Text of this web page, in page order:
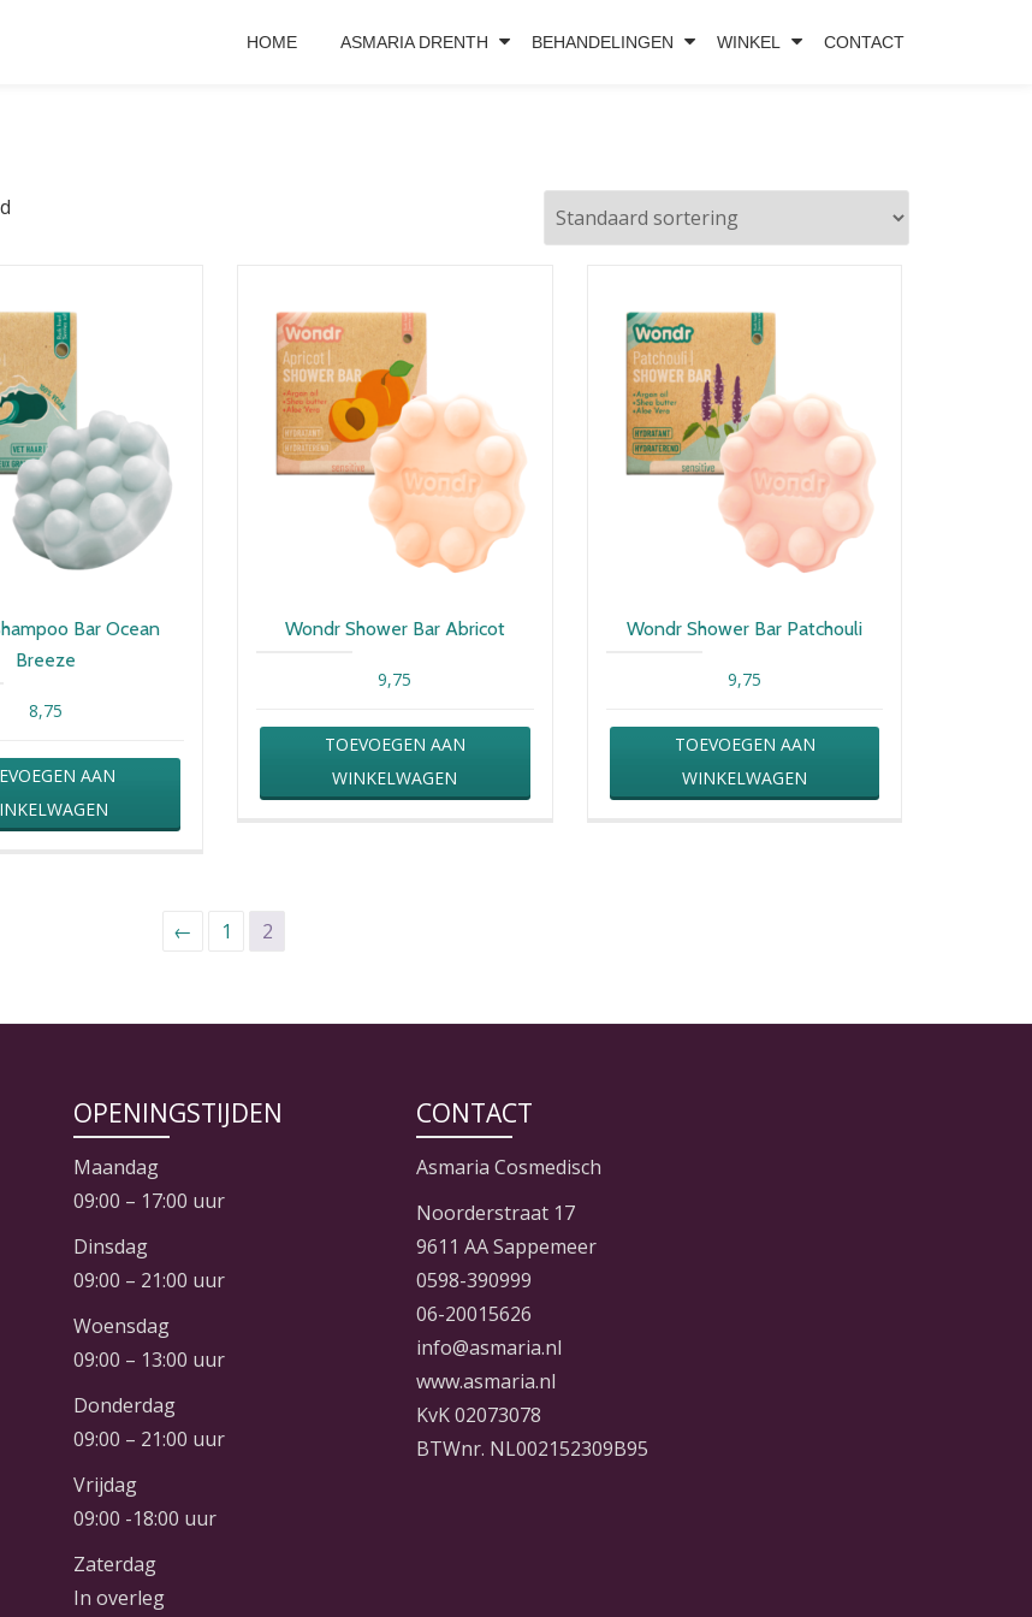
HOME ASMARIA DRENTH BEHANDELINGEN WINKEL CONTACT
Bar Ocean
Breeze
8,75
AAN
Wondr Shower Bar Abricot
9,75
TOEVOEGEN AAN
WINKELWAGEN
Wondr Shower Bar Patchouli
9,75
TOEVOEGEN AAN
WINKELWAGEN
← 1 2
OPENINGSTIJDEN
Maandag
09:00 – 17:00 uur
Dinsdag
09:00 – 21:00 uur
Woensdag
09:00 – 13:00 uur
Donderdag
09:00 – 21:00 uur
Vrijdag
09:00 -18:00 uur
Zaterdag
In overleg
CONTACT
Asmaria Cosmedisch
Noorderstraat 17
9611 AA Sappemeer
0598-390999
06-20015626
info@asmaria.nl
www.asmaria.nl
KvK 02073078
BTWnr. NL002152309B95